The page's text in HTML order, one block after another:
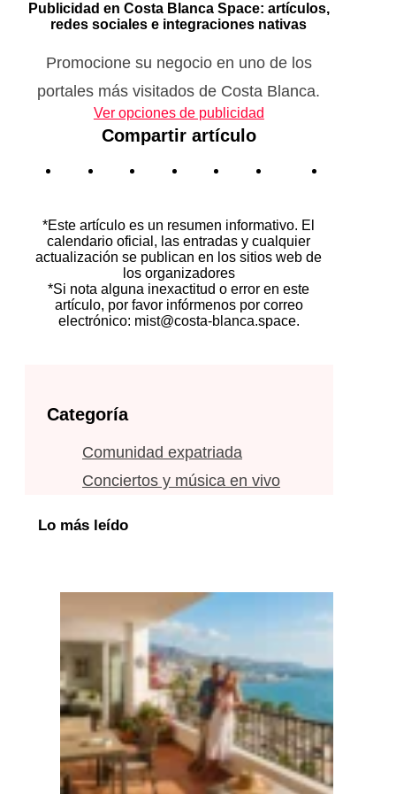
Publicidad en Costa Blanca Space: artículos,
redes sociales e integraciones nativas
Promocione su negocio en uno de los
portales más visitados de Costa Blanca.
Ver opciones de publicidad
Compartir artículo
*Este artículo es un resumen informativo. El
calendario oficial, las entradas y cualquier
actualización se publican en los sitios web de
los organizadores
*Si nota alguna inexactitud o error en este
artículo, por favor infórmenos por correo
electrónico: mist@costa-blanca.space.
Categoría
Comunidad expatriada
Conciertos y música en vivo
Lo más leído